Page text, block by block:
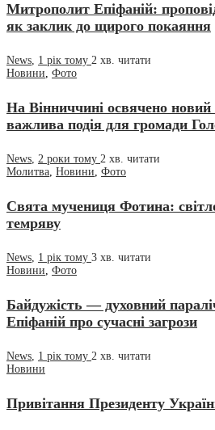
Митрополит Епіфаній:
як заклик до щирого покаяння
News, 1 рік тому 2 хв. читати
Новини, Фото
На Вінниччині освячено
важлива подія для громади
News, 2 роки тому 2 хв. читати
Молитва, Новини, Фото
Свята мучениця Фотина:
темряву
News 1 рік тому 3 хв. читати
Новини Фото
Байдужість — духовний
Епіфаній про сучасні загрози
News 1 рік тому 2 хв. читати
Новини
Привітання Президенту